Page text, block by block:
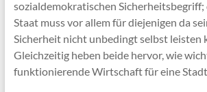
sozialdemokratischen
Staat muss vor allem für diejenigen da
Sicherheit nicht unbedingt selbst leisten
Gleichzeitig heben beide hervor, wie
funktionierende Wirtschaft für eine